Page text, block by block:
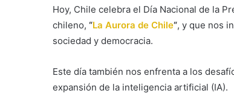
Hoy, Chile celebra el Día Nacional de la
chileno, “La Aurora de Chile“, y que nos
sociedad y democracia.
Este día también nos enfrenta a los
expansión de la inteligencia artificial (IA).